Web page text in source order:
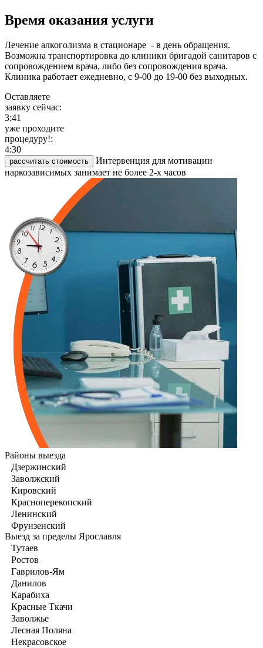
Время оказания услуги
Лечение алкоголизма в стационаре - в день обращения.
Возможна транспортировка до клиники бригадой санитаров с
сопровождением врача, либо без сопровождения врача.
Клиника работает ежедневно, с 9-00 до 19-00 без выходных.
Оставляете
заявку сейчас:
3:41
уже проходите
процедуру!:
4:30
рассчитать стоимость
Интервенция для мотивации
наркозависимых занимает не более 2-х часов
Районы выезда
Дзержинский
Заволжский
Кировский
Красноперекопский
Ленинский
Фрунзенский
Выезд за пределы Ярославля
Тутаев
Ростов
Гаврилов-Ям
Данилов
Карабиха
Красные Ткачи
Заволжье
Лесная Поляна
Некрасовское